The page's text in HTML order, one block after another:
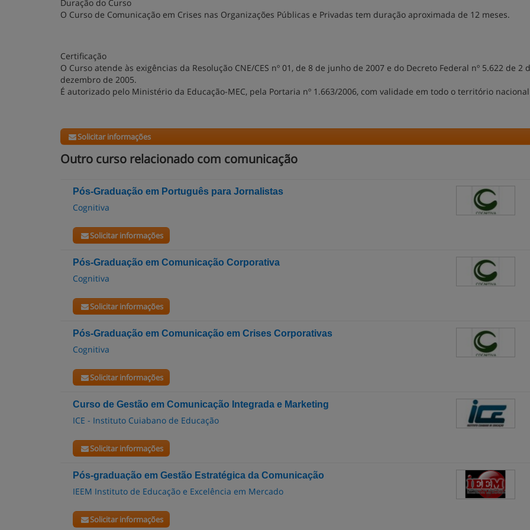
Duração do Curso
O Curso de Comunicação em Crises nas Organizações Públicas e Privadas tem duração aproximada de 12 meses.
Certificação
O Curso atende às exigências da Resolução CNE/CES nº 01, de 8 de junho de 2007 e do Decreto Federal nº 5.622 de 2
dezembro de 2005.
É autorizado pelo Ministério da Educação-MEC, pela Portaria nº 1.663/2006, com validade em todo o território
Solicitar informações
Outro curso relacionado com comunicação
Pós-Graduação em Português para Jornalistas
Cognitiva
Solicitar informações
Pós-Graduação em Comunicação Corporativa
Cognitiva
Solicitar informações
Pós-Graduação em Comunicação em Crises Corporativas
Cognitiva
Solicitar informações
Curso de Gestão em Comunicação Integrada e Marketing
ICE - Instituto Cuiabano de Educação
Solicitar informações
Pós-graduação em Gestão Estratégica da Comunicação
IEEM Instituto de Educação e Excelência em Mercado
Solicitar informações